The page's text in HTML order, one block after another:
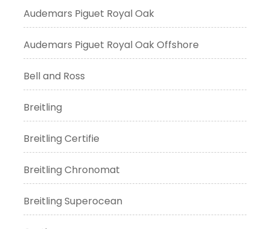
Audemars Piguet Royal Oak
Audemars Piguet Royal Oak Offshore
Bell and Ross
Breitling
Breitling Certifie
Breitling Chronomat
Breitling Superocean